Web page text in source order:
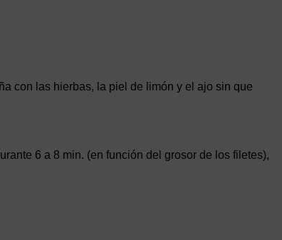
con las hierbas, la piel de limón y el ajo sin que
6 a 8 min. (en función del grosor de los filetes),